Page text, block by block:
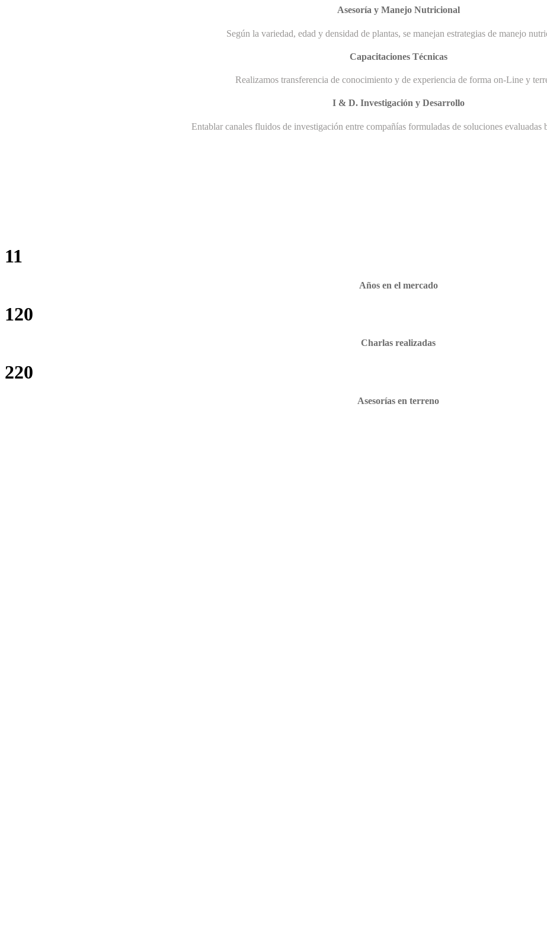
Asesoría y Manejo Nutricional
Según la variedad, edad y densidad de plantas, se manejan estrategias de manejo
Capacitaciones Técnicas
Realizamos transferencia de conocimiento y de experiencia de forma on-Line y
I & D. Investigación y Desarrollo
Entablar canales fluidos de investigación entre compañías formuladas de soluciones evaluadas
11
Años en el mercado
120
Charlas realizadas
220
Asesorías en terreno